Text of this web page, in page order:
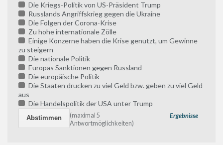
Die Kriegs-Politik von US-Präsident Trump
Russlands Angriffskrieg gegen die Ukraine
Die Folgen der Corona-Krise
Zu hohe internationale Zölle
Einige Konzerne haben die Krise genutzt, um Gewinne
zu steigern
Die nationale Politik
Europas Sanktionen gegen Russland
Die europäische Politik
Die Staaten drucken zu viel Geld bzw. geben zu viel Geld
aus
Die Handelspolitik der USA unter Trump
Ergebnisse
(maximal 5
Antwortmöglichkeiten)